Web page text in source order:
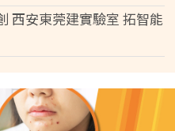
西安東莞建實驗室 拓智能